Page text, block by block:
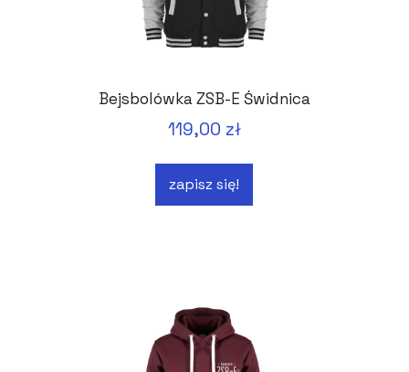
Bejsbolówka ZSB-E Świdnica
119,00 zł
zapisz się!